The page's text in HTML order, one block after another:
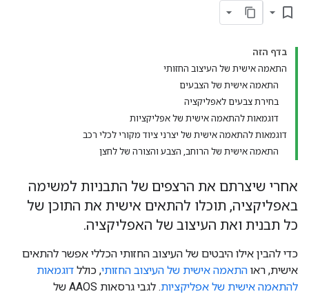
bookmark_border
בדף הזה
התאמה אישית של העיצוב החזותי
התאמה אישית של הצבעים
בחירת צבעים לאפליקציה
דוגמאות להתאמה אישית של אפליקציות
דוגמאות להתאמה אישית של יצרני ציוד מקורי לכלי רכב
התאמה אישית של הרוחב, הצבע והצורה של לחצן
אחרי שיצרתם את הרצפים של התבניות למשימה
באפליקציה, תוכלו להתאים אישית את התוכן של
כל תבנית ואת העיצוב של האפליקציה.
כדי להבין אילו היבטים של העיצוב החזותי הכללי אפשר להתאים
אישית, ראו התאמה אישית של העיצוב החזותי, כולל דוגמאות
להתאמה אישית של אפליקציות
. לגבי גרסאות AAOS של